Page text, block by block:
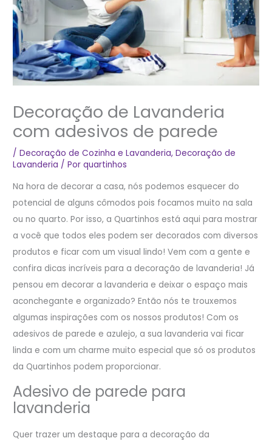
Decoração de Lavanderia
com adesivos de parede
/Decoração de Cozinha e Lavanderia,Decoração de
Lavanderia / Porquartinhos
Na hora de decorar a casa, nós podemos esquecer do
potencial de alguns cômodos pois focamos muito na sala
ou no quarto. Por isso, a Quartinhos está aqui para mostrar
a você que todos eles podem ser decorados com diversos
produtos e ficar com um visual lindo! Vem com a gente e
confira dicas incríveis para a decoração de lavanderia! Já
pensou em decorar a lavanderia e deixar o espaço mais
aconchegante e organizado? Então nós te trouxemos
algumas inspirações com os nossos produtos! Com os
adesivos de parede e azulejo, a sua lavanderia vai ficar
linda e com um charme muito especial que só os produtos
da Quartinhos podem proporcionar.
Adesivo de parede para
lavanderia
Quer trazer um destaque para a decoração da